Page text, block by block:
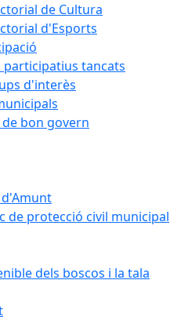
de Cultura
d'Esports
participatius tancats
d'interès
bon govern
d'Amunt
de protecció civil municipal
dels boscos i la tala